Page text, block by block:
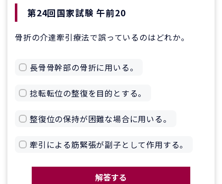
第24回国家試験 午前20
骨折の介達牽引療法で誤っているのはどれか。
長骨骨幹部の骨折に用いる。
捻転転位の整復を目的とする。
整復位の保持が困難な場合に用いる。
牽引による筋緊張が副子として作用する。
解答する